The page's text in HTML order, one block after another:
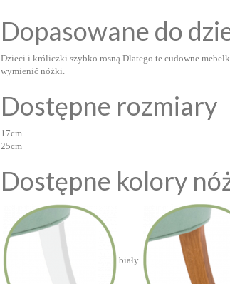
Dopasowane do
Dzieci i króliczki szybko rosną Dlatego te cudowne
wymienić nóżki.
Dostępne rozmiary
17cm
25cm
Dostępne kolory
biały